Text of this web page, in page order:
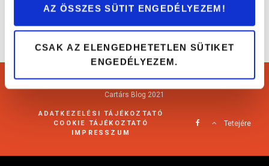
AZ ÖSSZES SÜTIT ENGEDÉLYEZEM!
CSAK AZ ELENGEDHETETLEN SÜTIKET
ENGEDÉLYEZEM.
Cartárs Blog 2021
ADATKEZELÉSI TÁJÉKOZTATÓ
COOKIE TÁJÉKOZTATÓ
IMPRESSZUM
Tetejére